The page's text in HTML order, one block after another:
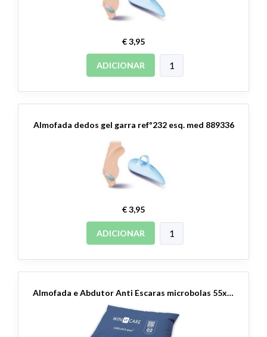
€ 3,95
ADICIONAR
Almofada dedos gel garra refº232 esq. med 889336
€ 3,95
ADICIONAR
Almofada e Abdutor Anti Escaras microbolas 55x40